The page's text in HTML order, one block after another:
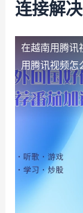
连接解
在越南用腾讯
用腾讯视频怎